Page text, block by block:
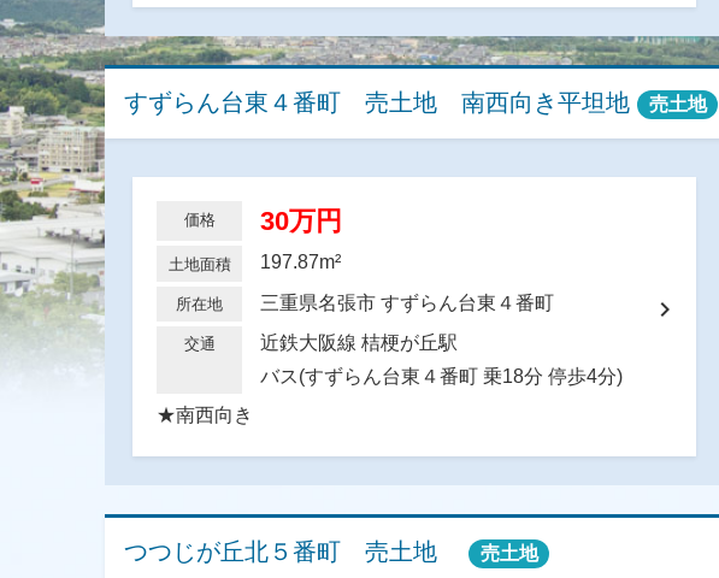
すずらん台東４番町 売土地 南西向き平坦地 売土地
chevron_right
価格 30万円
土地面積 197.87m²
所在地 三重県名張市 すずらん台東４番町
交通
近鉄大阪線 桔梗が丘駅
バス(すずらん台東４番町 乗18分 停歩4分)
★南西向き
つつじが丘北５番町 売土地 売土地